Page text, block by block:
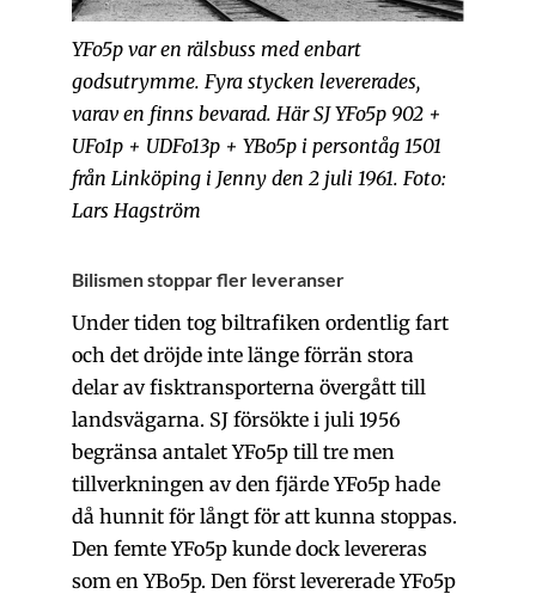
YFo5p var en rälsbuss med enbart
godsutrymme. Fyra stycken levererades,
varav en finns bevarad. Här SJ YFo5p 902 +
UFo1p + UDFo13p + YBo5p i persontåg 1501
från Linköping i Jenny den 2 juli 1961. Foto:
Lars Hagström
Bilismen stoppar fler leveranser
Under tiden tog biltrafiken ordentlig fart
och det dröjde inte länge förrän stora
delar av fisktransporterna övergått till
landsvägarna. SJ försökte i juli 1956
begränsa antalet YFo5p till tre men
tillverkningen av den fjärde YFo5p hade
då hunnit för långt för att kunna stoppas.
Den femte YFo5p kunde dock levereras
som en YBo5p. Den först levererade YFo5p